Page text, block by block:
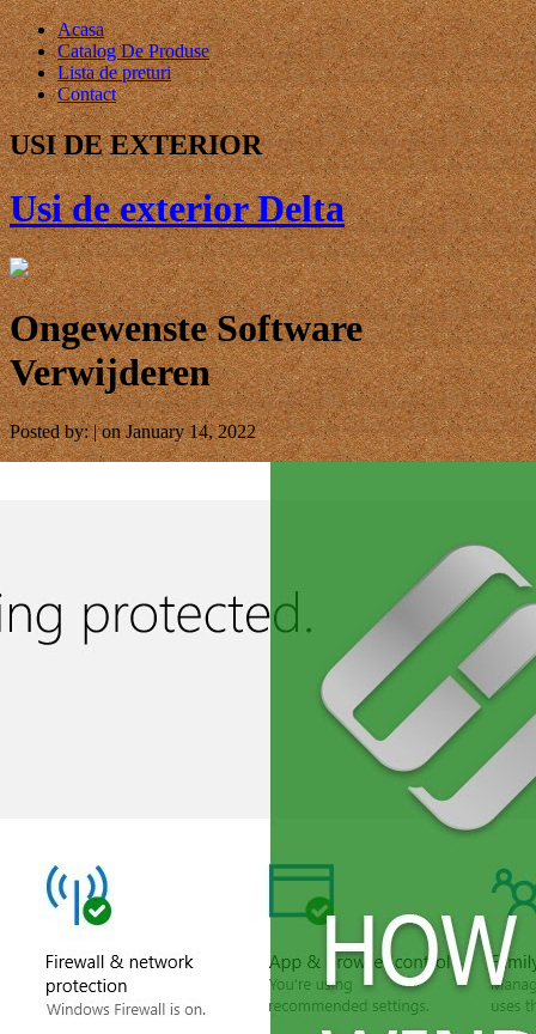
Acasa
Catalog De Produse
Lista de preturi
Contact
USI DE EXTERIOR
Usi de exterior Delta
Ongewenste Software
Verwijderen
Posted by: | on January 14, 2022